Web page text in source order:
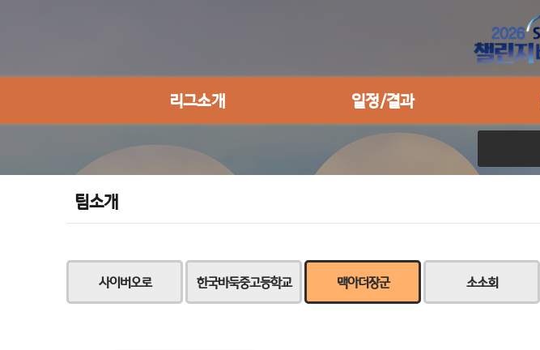
리그소개 일정/결과
팀소개
사이버오로 한국바둑중고등학교 맥아더장군 소소회